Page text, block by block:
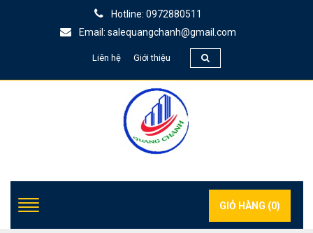
Hotline: 0972880511
Email: salequangchanh@gmail.com
Liên hệ Giới thiệu
GIỎ HÀNG (0)